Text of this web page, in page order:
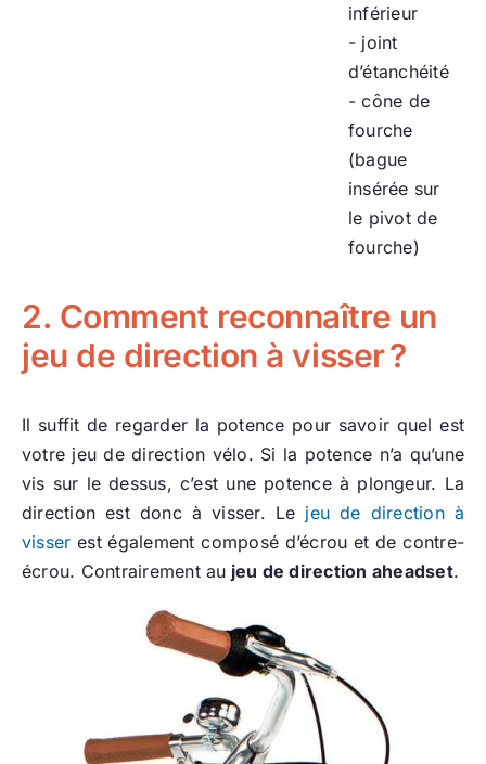
inférieur
- joint
d’étanchéité
- cône de
fourche
(bague
insérée sur
le pivot de
fourche)
2. Comment reconnaître un
jeu de direction à visser ?
Il suffit de regarder la potence pour savoir quel est
votre jeu de direction vélo. Si la potence n’a qu’une
vis sur le dessus, c’est une potence à plongeur. La
direction est donc à visser. Le jeu de direction à
visser est également composé d’écrou et de contre-
écrou. Contrairement au jeu de direction aheadset.